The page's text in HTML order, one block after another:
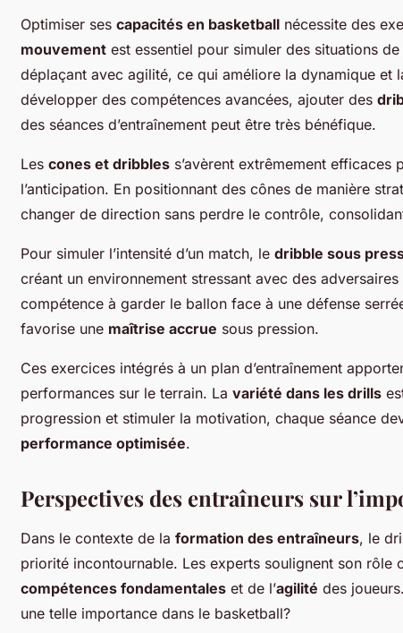
Optimiser ses capacités en basketball nécessite des
mouvement est essentiel pour simuler des situations
déplaçant avec agilité, ce qui améliore la dynamique et
développer des compétences avancées, ajouter des
des séances d’entraînement peut être très bénéfique.
Les cones et dribbles s’avèrent extrêmement
l’anticipation. En positionnant des cônes de manière
changer de direction sans perdre le contrôle,
Pour simuler l’intensité d’un match, le dribble sous
créant un environnement stressant avec des
compétence à garder le ballon face à une défense
favorise une maîtrise accrue sous pression.
Ces exercices intégrés à un plan d’entraînement
performances sur le terrain. La variété dans les drills
progression et stimuler la motivation, chaque séance
performance optimisée.
Perspectives des entraîneurs sur
Dans le contexte de la formation des entraîneurs, le
priorité incontournable. Les experts soulignent son rôle
compétences fondamentales et de l’agilité des
une telle importance dans le basketball?